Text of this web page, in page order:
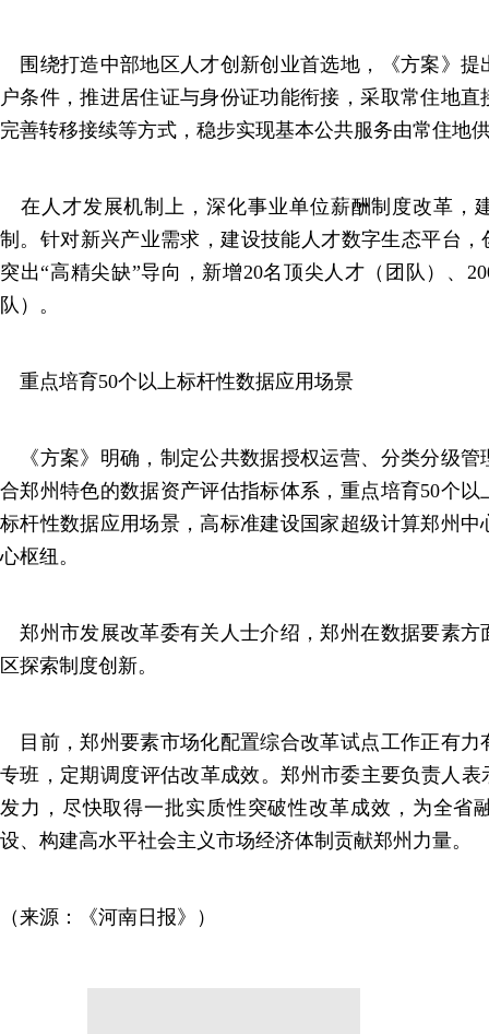
围绕打造中部地区人才创新创业首选地，《方案》提
户条件，推进居住证与身份证功能衔接，采取常住地
完善转移接续等方式，稳步实现基本公共服务由常住地
在人才发展机制上，深化事业单位薪酬制度改革，
制。针对新兴产业需求，建设技能人才数字生态平台，
突出“高精尖缺”导向，新增20名顶尖人才（团队）、
队）。
重点培育50个以上标杆性数据应用场景
《方案》明确，制定公共数据授权运营、分类分级管
合郑州特色的数据资产评估指标体系，重点培育50个
标杆性数据应用场景，高标准建设国家超级计算郑州
心枢纽。
郑州市发展改革委有关人士介绍，郑州在数据要素方
区探索制度创新。
目前，郑州要素市场化配置综合改革试点工作正有力
专班，定期调度评估改革成效。郑州市委主要负责人表
发力，尽快取得一批实质性突破性改革成效，为全省
设、构建高水平社会主义市场经济体制贡献郑州力量。
（来源：《河南日报》）